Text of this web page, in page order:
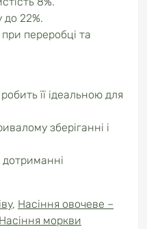
до 22%.
переробці та
її ідеальною для
зберіганні і
, Насіння овочеве –
Насіння моркви